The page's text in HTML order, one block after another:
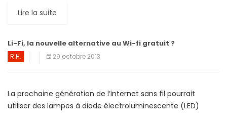
Lire la suite
Li-Fi, la nouvelle alternative au Wi-fi gratuit ?
R.H. 29 octobre 2013
La prochaine génération de l’internet sans fil pourrait
utiliser des lampes à diode électroluminescente (LED)